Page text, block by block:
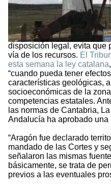
disposición legal, evita que
vía de los recursos. El
esta semana la ley catalana
“cuando pueda tener
características geológicas,
socioeconómicas de la
competencias estatales.
las normas de Cantabria,
Andalucía ha aprobado una
“Aragón fue declarado
mandado de las Cortes y
señalaron las mismas
básicamente, se trata de
previos a las eventuales